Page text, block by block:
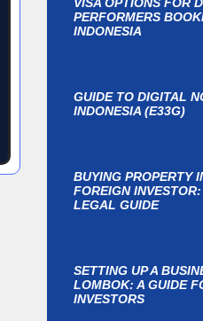
PERFORMERS
INDONESIA
GUIDE TO DIGITAL
INDONESIA (E33G)
BUYING PROPERTY
FOREIGN
LEGAL GUIDE
SETTING UP A
LOMBOK: A GUIDE
INVESTORS